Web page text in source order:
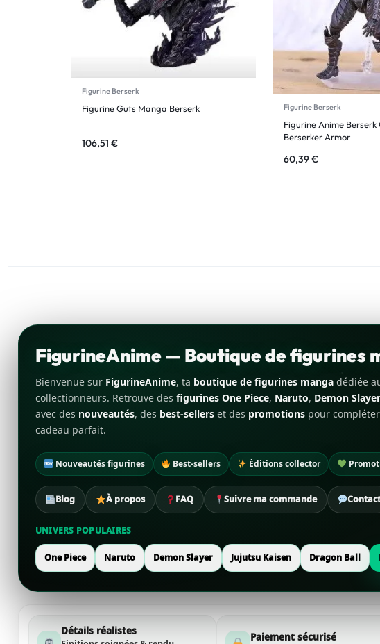
Figurine Berserk
Figurine Guts Manga Berserk
106,51 €
Figurine Berserk
Figurine Anime Berserk
Berserker Armor
60,39€
FigurineAnime — Boutique de figurines
Bienvenue sur FigurineAnime, ta boutique de figurines manga dédiée
collectionneurs. Retrouve des figurines One Piece, Naruto, Demon Slayer
avec des nouveautés, des best-sellers et des promotions pour
cadeau parfait.
Nouveautés figurines Best-sellers Éditions collector
Blog À propos FAQ Suivre ma commande
UNIVERS POPULAIRES
One Piece Naruto Demon Slayer Jujutsu Kaisen Dragon Ball
Détails réalistes Paiement sécurisé